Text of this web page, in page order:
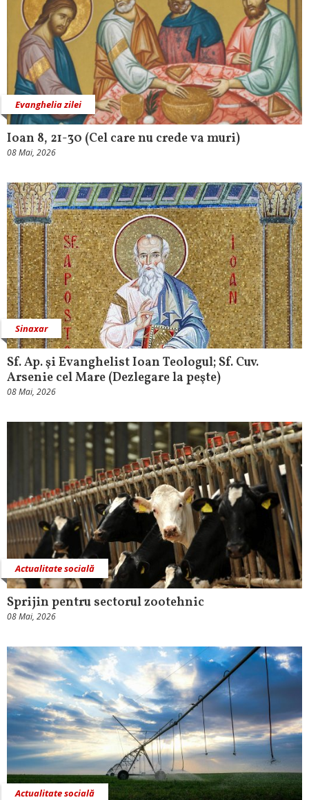
Evanghelia zilei
Ioan 8, 21-30 (Cel care nu crede va muri)
08 Mai, 2026
Sinaxar
Sf. Ap. şi Evanghelist Ioan Teologul; Sf. Cuv.
Arsenie cel Mare (Dezlegare la peşte)
08 Mai, 2026
Actualitate socială
Sprijin pentru sectorul zootehnic
08 Mai, 2026
Actualitate socială